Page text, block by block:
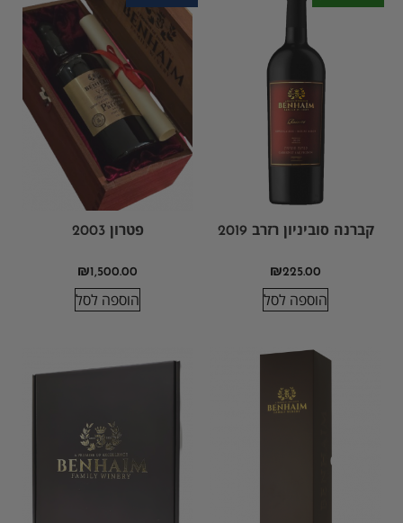
קברנה סוביניון רזרב 2019
₪225.00
הוספה לסל
פטרון 2003
₪1,500.00
הוספה לסל